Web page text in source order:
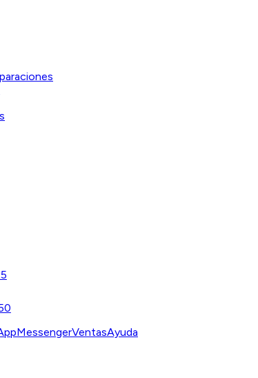
MessengerVentasAyuda